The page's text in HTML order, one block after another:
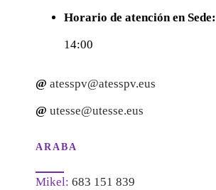
Horario de atención en Sede:
14:00
@ atesspv@atesspv.eus
@ utesse@utesse.eus
ARABA
Mikel: 683 151 839